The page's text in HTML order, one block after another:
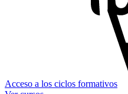
Acceso a los ciclos formativos